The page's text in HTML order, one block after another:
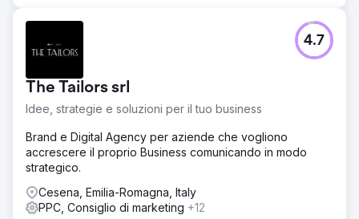
The Tailors srl
Idee, strategie e soluzioni per il tuo business
4.7
Brand e Digital Agency per aziende che vogliono
accrescere il proprio Business comunicando in modo
strategico.
Cesena, Emilia-Romagna, Italy
PPC, Consiglio di marketing +12